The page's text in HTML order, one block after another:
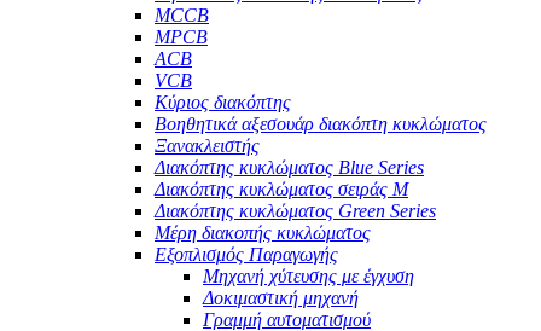
MCCB
MPCB
ACB
VCB
Κύριος διακόπτης
Βοηθητικά αξεσουάρ διακόπτη κυκλώματος
Ξανακλειστής
Διακόπτης κυκλώματος Blue Series
Διακόπτης κυκλώματος σειράς M
Διακόπτης κυκλώματος Green Series
Μέρη διακοπής κυκλώματος
Εξοπλισμός Παραγωγής
Μηχανή χύτευσης με έγχυση
Δοκιμαστική μηχανή
Γραμμή αυτοματισμού